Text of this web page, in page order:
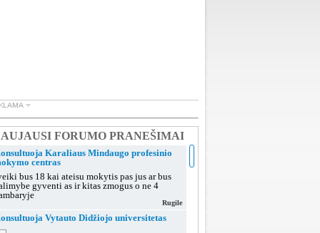
Karaliaus Mindaugo profesinio
centras
bus 18 kai ateisu mokytis pas jus ar bus
gyventi as ir kitas zmogus o ne 4
Rugile
Vytauto Didžiojo universitetas
FORUMO PRANEŠIMAI